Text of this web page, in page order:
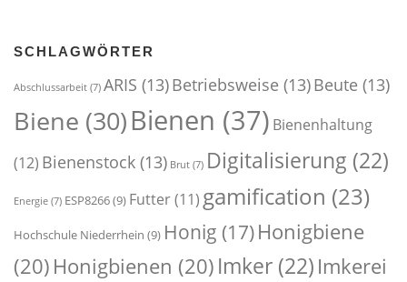
SCHLAGWÖRTER
Abschlussarbeit (7) ARIS (13)Betriebsweise (13)Beute (13)
Biene (30)Bienen (37) Bienenhaltung
(12) Bienenstock (13) Brut (7) Digitalisierung (22)
Energie (7) ESP8266(9) Futter(11) gamification (23)
Hochschule Niederrhein (9) Honig (17)Honigbiene
(20)Honigbienen (20)Imker (22) Imkerei